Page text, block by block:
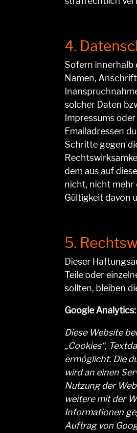
4.
Sofern innerhalb
Namen,
solcher Daten
Impressums
Emailadressen
Schritte gegen
dem aus auf
nicht, nicht mehr
Gültigkeit davon
5.
Dieser
Teile oder
sollten, bleiben
Google
Diese Website
„Cookies“,
ermöglicht. Die
wird an einen
Nutzung der
weitere mit der
Informationen
Auftrag von